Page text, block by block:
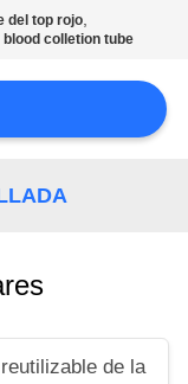
del top rojo,
colletion tube
de la